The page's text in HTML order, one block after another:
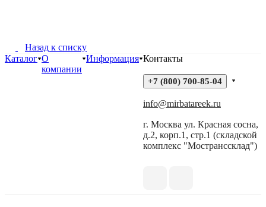
Назад к списку
Каталог О
компании
Информация Контакты
+7 (800) 700-85-04
info@mirbatareek.ru
г. Москва ул. Красная сосна,
д.2, корп.1, стр.1 (складской
комплекс "Мостранссклад")